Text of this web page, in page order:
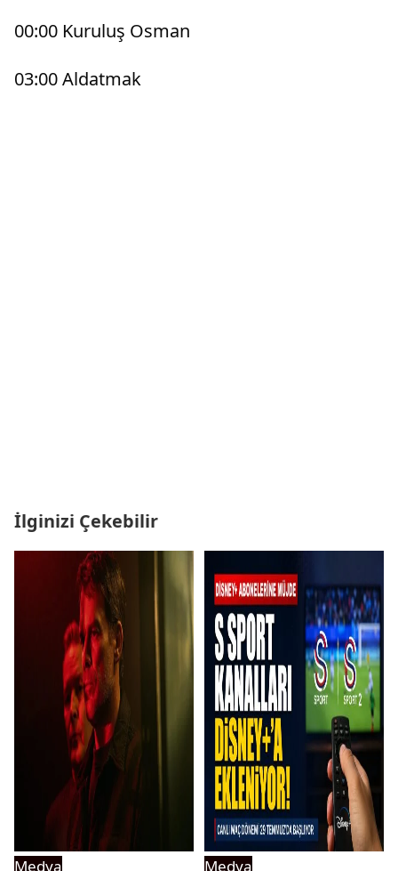
00:00 Kuruluş Osman
03:00 Aldatmak
İlginizi Çekebilir
Medya Medya